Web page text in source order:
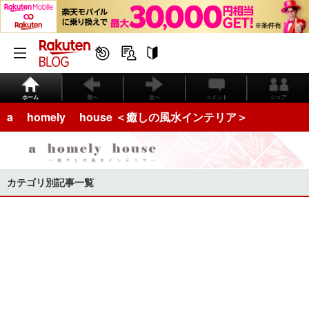
ホーム 前へ 次へ コメント シェア
a homely house ＜癒しの風水インテリア＞
カテゴリ別記事一覧